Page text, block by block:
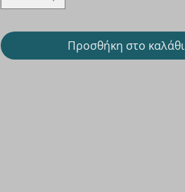
Προσθήκη στο καλάθι